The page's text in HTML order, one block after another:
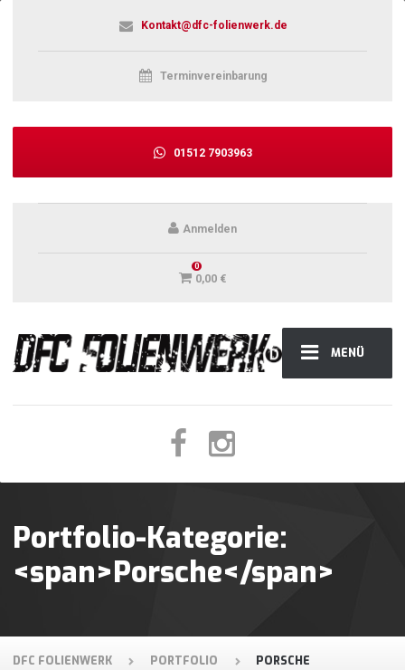
MENÜ
Kontakt@dfc-folienwerk.de
Terminvereinbarung
01512 7903963
Anmelden
0
0,00 €
Portfolio-Kategorie:
<span>Porsche</span>
DFC FOLIENWERK PORTFOLIO PORSCHE